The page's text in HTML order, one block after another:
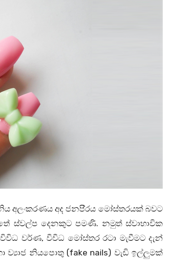
අලංකරණය අද ජනපි‍්‍රය මෝස්තරයක් බවට
ස්වල්ප දෙනකුට පමණි. නමුත් ස්වාභාවික
වර්ණ, විවිධ මෝස්තර රටා මැවීමට දැන්
ව්‍යාජ නියපොතු (fake nails) වැඩි ඉල්ලුමක්